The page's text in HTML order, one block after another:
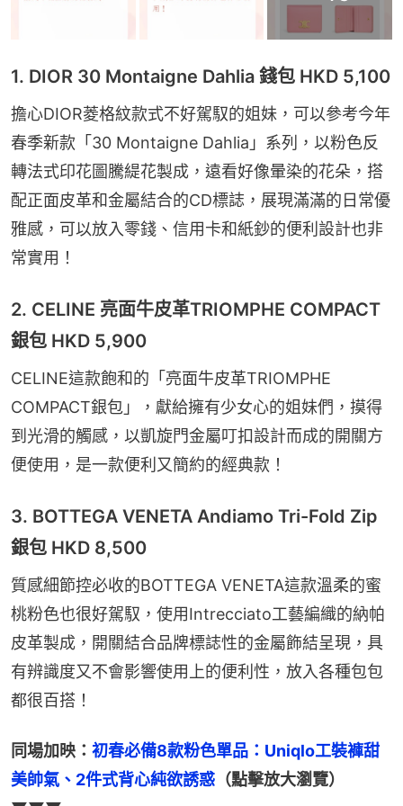
1. DIOR 30 Montaigne Dahlia 錢包 HKD 5,100
擔心DIOR菱格紋款式不好駕馭的姐妹，可以參考今年
春季新款「30 Montaigne Dahlia」系列，以粉色反
轉法式印花圖騰緹花製成，遠看好像暈染的花朵，搭
配正面皮革和金屬結合的CD標誌，展現滿滿的日常優
雅感，可以放入零錢、信用卡和紙鈔的便利設計也非
常實用！
2. CELINE 亮面牛皮革TRIOMPHE COMPACT
銀包 HKD 5,900
CELINE這款飽和的「亮面牛皮革TRIOMPHE
COMPACT銀包」，獻給擁有少女心的姐妹們，摸得
到光滑的觸感，以凱旋門金屬叮扣設計而成的開關方
便使用，是一款便利又簡約的經典款！
3. BOTTEGA VENETA Andiamo Tri-Fold Zip
銀包 HKD 8,500
質感細節控必收的BOTTEGA VENETA這款溫柔的蜜
桃粉色也很好駕馭，使用Intrecciato工藝編織的納帕
皮革製成，開關結合品牌標誌性的金屬飾結呈現，具
有辨識度又不會影響使用上的便利性，放入各種包包
都很百搭！
同場加映： 初春必備8款粉色單品：Uniqlo工裝褲甜
美帥氣、2件式背心純欲誘惑 （點擊放大瀏覽）